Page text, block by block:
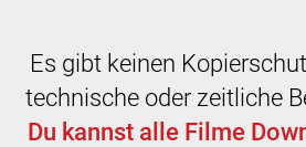
Es gibt keinen
technische oder zeitliche
Du kannst alle Filme